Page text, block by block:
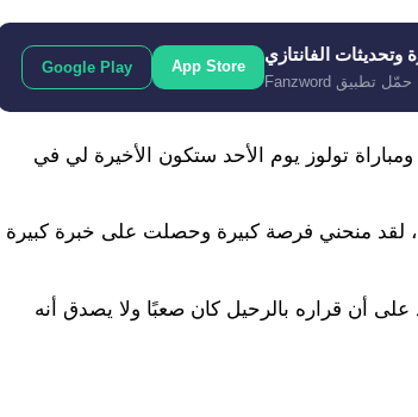
وتحديثات الفانتازي
حمّل تطبيق Fanzword
App Store
Google Play
تولوز يوم الأحد ستكون الأخيرة لي في
لقد منحني فرصة كبيرة وحصلت على خبرة كبيرة
أن قراره بالرحيل كان صعبًا ولا يصدق أنه